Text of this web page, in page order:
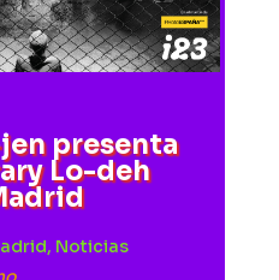
presenta
Lo-deh
, Noticias